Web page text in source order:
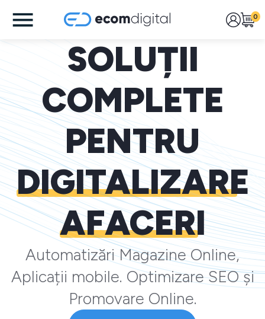
0
SOLUȚII
COMPLETE
PENTRU
DIGITALIZARE
AFACERI
Automatizări Magazine Online,
Aplicații mobile. Optimizare SEO și
Promovare Online.